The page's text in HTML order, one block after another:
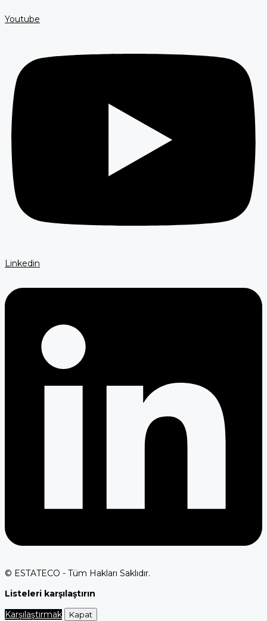
Youtube
Linkedin
© ESTATECO - Tüm Hakları Saklıdır.
Listeleri karşılaştırın
Karşılaştırmak
Kapat